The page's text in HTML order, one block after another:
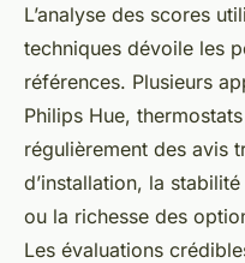
L’analyse des scores
techniques dévoile les
références. Plusieurs
Philips Hue,
régulièrement des avis
d’installation, la
ou la richesse des
Les évaluations